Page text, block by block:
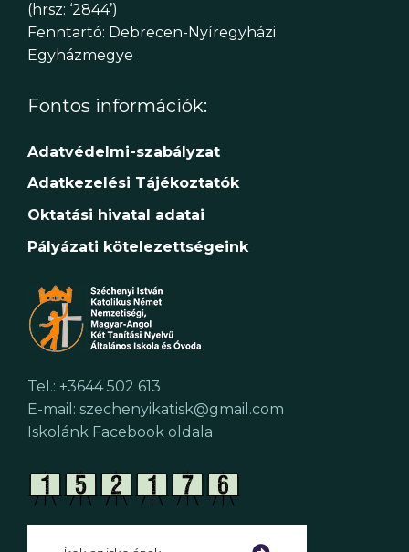
(hrsz: ‘2844’)
Fenntartó: Debrecen-Nyíregyházi
Egyházmegye
Fontos információk:
Adatvédelmi-szabályzat
Adatkezelési Tájékoztatók
Oktatási hivatal adatai
Pályázati kötelezettségeink
Tel.: +3644 502 613
E-mail: szechenyikatisk@gmail.com
Iskolánk Facebook oldala